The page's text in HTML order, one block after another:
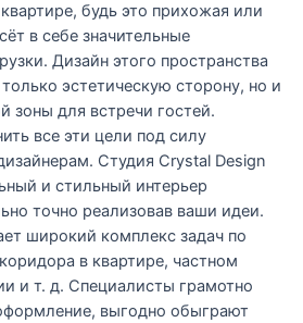
будь это прихожая или
в себе значительные
Дизайн этого пространства
эстетическую сторону, но и
зоны для встречи гостей.
все эти цели под силу
Студия Crystal Design
и стильный интерьер
точно реализовав ваши идеи.
широкий комплекс задач по
в квартире, частном
и т. д. Специалисты грамотно
выгодно обыграют